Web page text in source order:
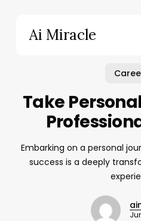
Ai Miracle
Take
Embarking on a personal
success is a deeply